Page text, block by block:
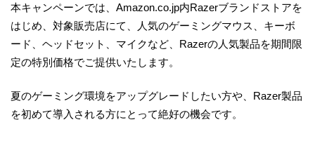
本キャンペーンでは、Amazon.co.jp内Razerブランドストアを
はじめ、対象販売店にて、人気のゲーミングマウス、キーボ
ード、ヘッドセット、マイクなど、Razerの人気製品を期間限
定の特別価格でご提供いたします。
夏のゲーミング環境をアップグレードしたい方や、Razer製品
を初めて導入される方にとって絶好の機会です。